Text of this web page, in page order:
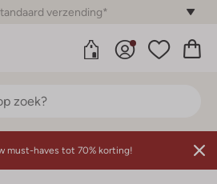
dagen retourneren*
must-haves tot 70% korting!